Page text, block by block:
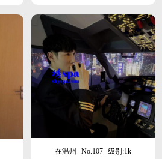
在温州 No.107 级别:1k